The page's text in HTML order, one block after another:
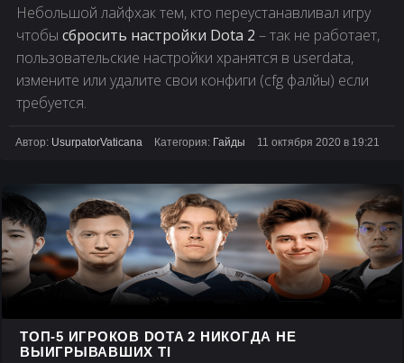
Небольшой лайфхак тем, кто переустанавливал игру
чтобы сбросить настройки Dota 2 – так не работает,
пользовательские настройки хранятся в userdata,
измените или удалите свои конфиги (cfg фалйы) если
требуется.
Автор: UsurpatorVaticana Категория: Гайды 11 октября 2020 в 19:21
ТОП-5 ИГРОКОВ DOTA 2 НИКОГДА НЕ
ВЫИГРЫВАВШИХ TI